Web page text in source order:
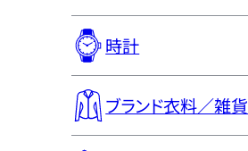
時計
ブランド衣料／雑貨